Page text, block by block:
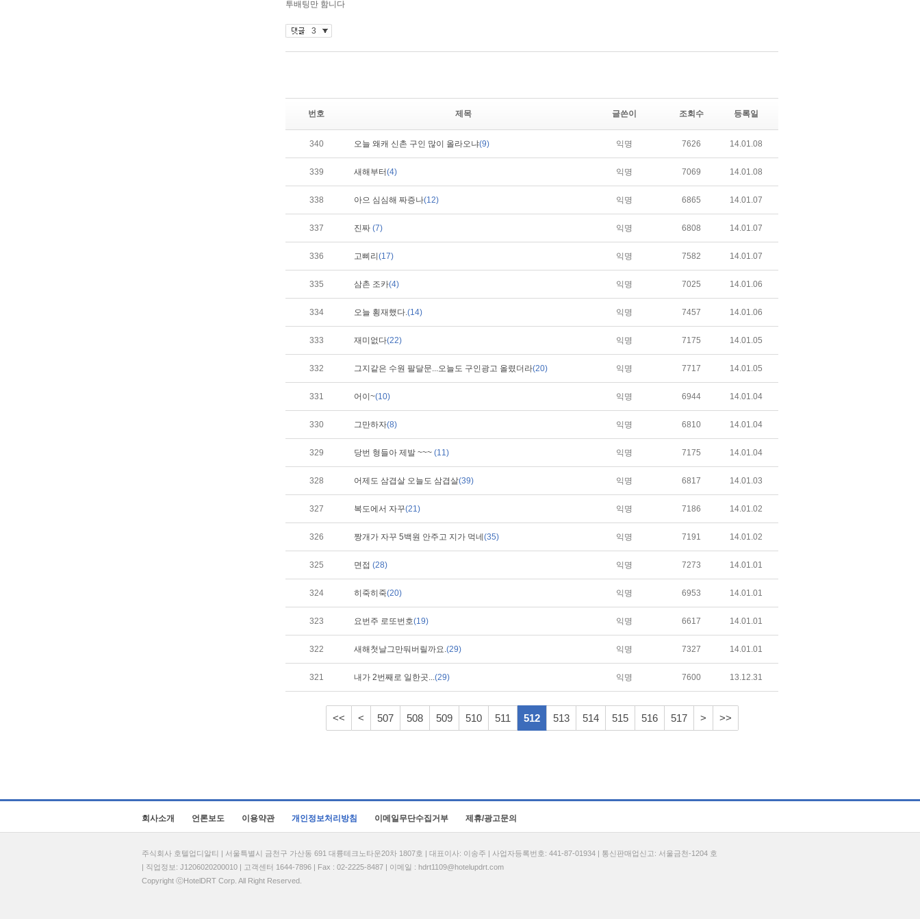
번호 제목 글쓴이 조회수 등록일
340 오늘 왜캐 신촌 구인 많이 올라오냐(9) 익명 7626 14.01.08
339 새해부터(4) 익명 7069 14.01.08
338 아으 심심해 짜증나(12) 익명 6865 14.01.07
337 진짜 (7) 익명 6808 14.01.07
336 고삐리 (17) 익명 7582 14.01.07
335 삼촌 조카(4) 익명 7025 14.01.06
334 오늘 횡재했다.(14) 익명 7457 14.01.06
333 재미없다(22) 익명 7175 14.01.05
332 그지같은 수원 팔달문...오늘도 구인광고 올렸더라(20) 익명 7717 14.01.05
331 어이~(10) 익명 6944 14.01.04
330 그만하자(8) 익명 6810 14.01.04
329 당번 형들아 제발 ~~~ (11) 익명 7175 14.01.04
328 어제도 삼겹살 오늘도 삼겹살(39) 익명 6817 14.01.03
327 복도에서 자꾸(21) 익명 7186 14.01.02
326 짱개가 자꾸 5백원 안주고 지가 먹네 (35) 익명 7191 14.01.02
325 면접 (28) 익명 7273 14.01.01
324 히죽히죽(20) 익명 6953 14.01.01
323 요번주 로또번호(19) 익명 6617 14.01.01
322 새해첫날그만둬버릴까요.(29) 익명 7327 14.01.01
321 내가 2번째로 일한곳...(29) 익명 7600 13.12.31
<< < 507 508 509 510 511 512 513 514 515 516 517 > >>
회사소개 언론보도 이용약관 개인정보처리방침 이메일무단수집거부 제휴/광고문의
주식회사 호텔업디알티 | 서울특별시 금천구 가산동 691 대륭테크노타운20차 1807호 | 대표이사: 이송주 | 사업자등록번호: 441-87-01934 | 통신판매업신고: 서울금천-1204 호
| 직업정보: J1206020200010 | 고객센터 1644-7896 | Fax : 02-2225-8487 | 이메일 : hdrt1109@hotelupdrt.com
Copyright ⓒHotelDRT Corp. All Right Reserved.